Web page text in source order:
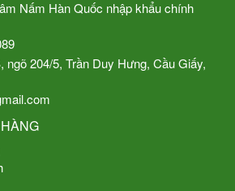
An Cung Tổng Thống An Cung
Nấm Hàn Quốc nhập khẩu chính
204/5, Trần Duy Hưng, Cầu Giấy,